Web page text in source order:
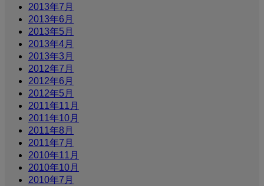
2013年7月
2013年6月
2013年5月
2013年4月
2013年3月
2012年7月
2012年6月
2012年5月
2011年11月
2011年10月
2011年8月
2011年7月
2010年11月
2010年10月
2010年7月